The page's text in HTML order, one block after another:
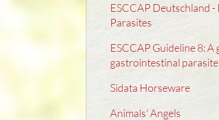
ESCCAP Deutschland
Parasites
ESCCAP Guideline 8:
gastrointestinal
Sidata Horseware
Animals' Angels